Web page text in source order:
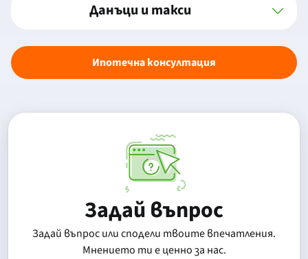
Данъци и такси
Ипотечна консултация
Задай въпрос
Задай въпрос или сподели твоите впечатления.
Mнението ти е ценно за нас.